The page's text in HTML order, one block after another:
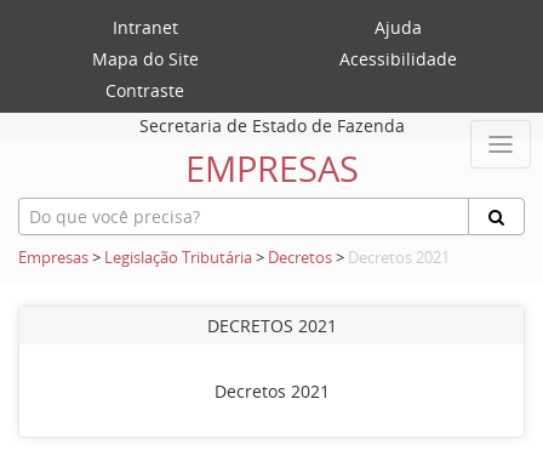
Intranet
Ajuda
Mapa do Site
Acessibilidade
Contraste
Secretaria de Estado de Fazenda
EMPRESAS
Empresas> Legislação Tributária> Decretos> Decretos 2021
DECRETOS 2021
Decretos 2021